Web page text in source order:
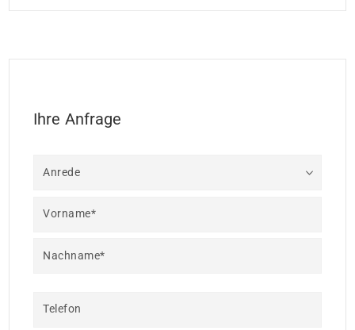
Ihre Anfrage
Anrede
Vorname*
Nachname*
Telefon